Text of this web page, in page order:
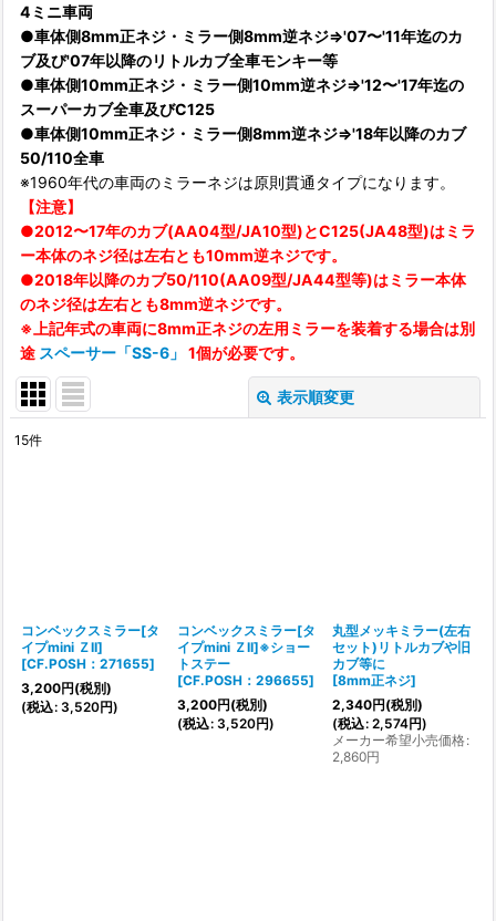
4ミニ車両
●車体側8mm正ネジ・ミラー側8mm逆ネジ⇒'07〜'11年迄のカ
ブ及び'07年以降のリトルカブ全車モンキー等
●車体側10mm正ネジ・ミラー側10mm逆ネジ⇒'12〜'17年迄の
スーパーカブ全車及びC125
●車体側10mm正ネジ・ミラー側8mm逆ネジ⇒'18年以降のカブ
50/110全車
※1960年代の車両のミラーネジは原則貫通タイプになります。
【注意】
●2012〜17年のカブ(AA04型/JA10型)とC125(JA48型)はミラ
ー本体のネジ径は左右とも10mm逆ネジです。
●2018年以降のカブ50/110(AA09型/JA44型等)はミラー本体
のネジ径は左右とも8mm逆ネジです。
※上記年式の車両に8mm正ネジの左用ミラーを装着する場合は別
途 スペーサー「SS-6」 1個が必要です。
表示順変更
15件
コンベックスミラー[タ
イプmini ＺII]
[CF.POSH：271655]
3,200円(税別)
(税込: 3,520円)
コンベックスミラー[タ
イプmini ＺII]※ショー
トステー
[CF.POSH：296655]
3,200円(税別)
(税込: 3,520円)
丸型メッキミラー(左右
セット)リトルカブや旧
カブ等に
[8mm正ネジ]
2,340円(税別)
(税込: 2,574円)
メーカー希望小売価格:
2,860円